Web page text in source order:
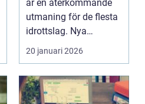
är en återkommande
utmaning för de flesta
idrottslag. Nya
matchställ, cuper, ...
20 januari 2026